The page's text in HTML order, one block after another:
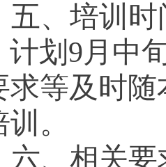
五、培训时
计划 9月中
求等及时
。
六、相关要